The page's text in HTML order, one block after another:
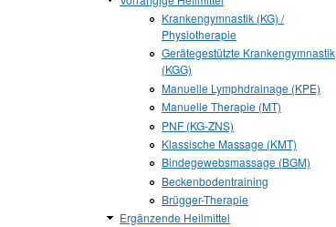
Krankengymnastik (KG) /
Physiotherapie
Gerätegestützte Krankengymnastik
(KGG)
Manuelle Lymphdrainage (KPE)
Manuelle Therapie (MT)
PNF (KG-ZNS)
Klassische Massage (KMT)
Bindegewebsmassage (BGM)
Beckenbodentraining
Brügger-Therapie
Ergänzende Heilmittel